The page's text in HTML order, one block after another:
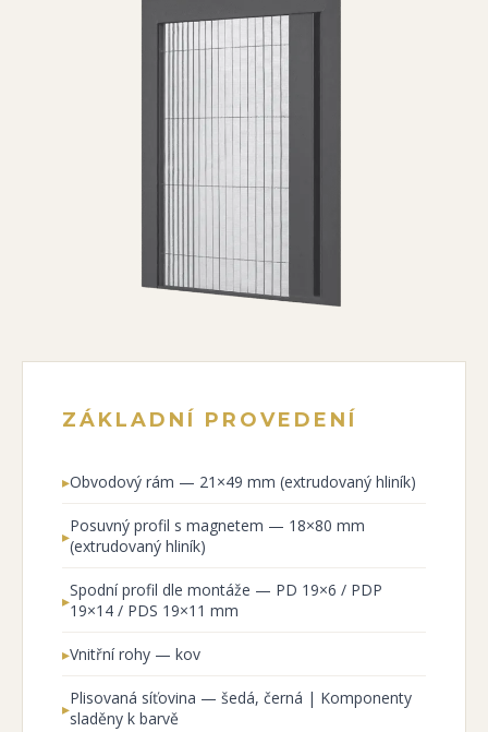
ZÁKLADNÍ PROVEDENÍ
▸Obvodový rám — 21×49 mm (extrudovaný hliník)
▸Posuvný profil s magnetem — 18×80 mm
(extrudovaný hliník)
▸Spodní profil dle montáže — PD 19×6 / PDP
19×14 / PDS 19×11 mm
▸Vnitřní rohy — kov
▸Plisovaná síťovina — šedá, černá | Komponenty
sladěny k barvě